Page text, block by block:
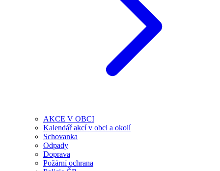
AKCE V OBCI
Kalendář akcí v obci a okolí
Schovanka
Odpady
Doprava
Požární ochrana